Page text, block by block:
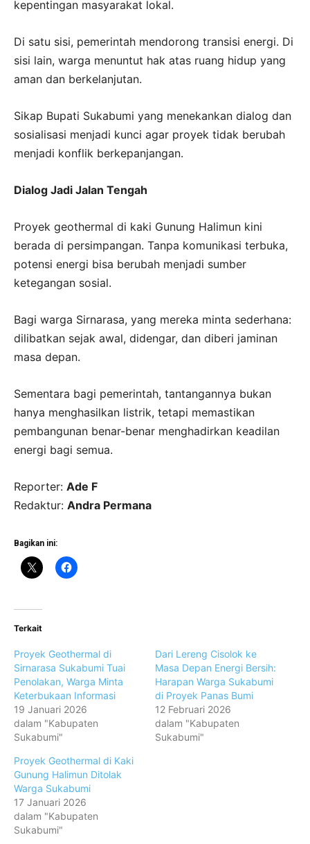
kepentingan masyarakat lokal.
Di satu sisi, pemerintah mendorong transisi energi. Di
sisi lain, warga menuntut hak atas ruang hidup yang
aman dan berkelanjutan.
Sikap Bupati Sukabumi yang menekankan dialog dan
sosialisasi menjadi kunci agar proyek tidak berubah
menjadi konflik berkepanjangan.
Dialog Jadi Jalan Tengah
Proyek geothermal di kaki Gunung Halimun kini
berada di persimpangan. Tanpa komunikasi terbuka,
potensi energi bisa berubah menjadi sumber
ketegangan sosial.
Bagi warga Sirnarasa, yang mereka minta sederhana:
dilibatkan sejak awal, didengar, dan diberi jaminan
masa depan.
Sementara bagi pemerintah, tantangannya bukan
hanya menghasilkan listrik, tetapi memastikan
pembangunan benar-benar menghadirkan keadilan
energi bagi semua.
Reporter: Ade F
Redaktur: Andra Permana
Bagikan ini:
Terkait
Proyek Geothermal di
Sirnarasa Sukabumi Tuai
Penolakan, Warga Minta
Keterbukaan Informasi
19 Januari 2026
dalam "Kabupaten
Sukabumi"
Dari Lereng Cisolok ke
Masa Depan Energi Bersih:
Harapan Warga Sukabumi
di Proyek Panas Bumi
12 Februari 2026
dalam "Kabupaten
Sukabumi"
Proyek Geothermal di Kaki
Gunung Halimun Ditolak
Warga Sukabumi
17 Januari 2026
dalam "Kabupaten
Sukabumi"